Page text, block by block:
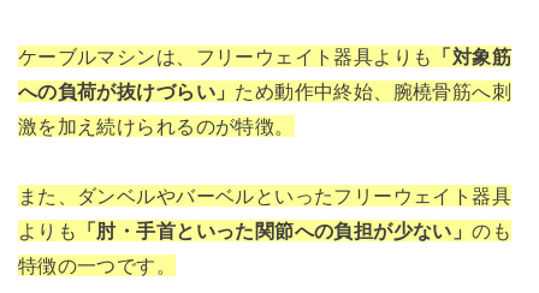
ケーブルマシンは、フリーウェイト器具よりも
「対象筋
への負荷が抜けづらい」 ため動作中終始、腕橈骨筋へ刺
激を加え続けられるのが特徴。
また、ダンベルやバーベルといったフリーウェイト器具
よりも
「肘・手首といった関節への負担が少ない」のも
特徴の一つです。